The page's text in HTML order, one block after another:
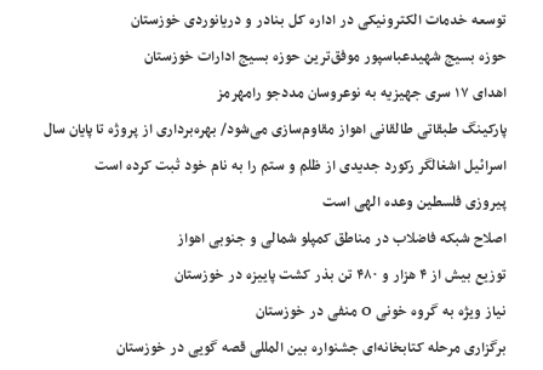
توسعه خدمات الکترونیکی در اداره کل بنادر و دریانوردی خوزستان
حوزه بسیج شهیدعباسپور موفق‌ترین حوزه بسیج ادارات خوزستان
اهدای ۱۷ سری جهیزیه به نوعروسان مددجو رامهرمز
پارکینگ طبقاتی طالقانی اهواز مقاوم‌سازی می‌شود/ بهره‌برداری از پروژه تا پایان سال
اسرائیل اشغالگر رکورد جدیدی از ظلم و ستم را به نام خود ثبت کرده است
پیروزی فلسطین وعده الهی است
اصلاح شبکه فاضلاب در مناطق کمپلو شمالی و جنوبی اهواز
توزیع بیش از ۴ هزار و ۴۸۰ تن بذر کشت پاییزه در خوزستان
نیاز ویژه به گروه خونی O منفی در خوزستان
برگزاری مرحله کتابخانه‌ای جشنواره بین المللی قصه گویی در خوزستان